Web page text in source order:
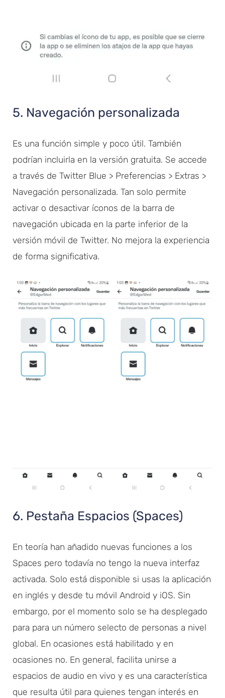
5. Navegación personalizada
Es una función simple y poco útil. También
podrían incluirla en la versión gratuita. Se accede
a través de Twitter Blue > Preferencias > Extras >
Navegación personalizada. Tan solo permite
activar o desactivar íconos de la barra de
navegación ubicada en la parte inferior de la
versión móvil de Twitter. No mejora la experiencia
de forma significativa.
6. Pestaña Espacios (Spaces)
En teoría han añadido nuevas funciones a los
Spaces pero todavía no tengo la nueva interfaz
activada. Solo está disponible si usas la aplicación
en inglés y desde tu móvil Android y iOS. Sin
embargo, por el momento solo se ha desplegado
para para un número selecto de personas a nivel
global. En ocasiones está habilitado y en
ocasiones no. En general, facilita unirse a
espacios de audio en vivo y es una característica
que resulta útil para quienes tengan interés en